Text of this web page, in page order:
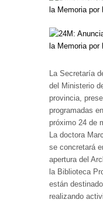
La Secretaría
del Ministerio
provincia,
programadas
próximo 24 de
La doctora
se concretará
apertura del
la Biblioteca
están
realizando